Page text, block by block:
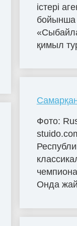
істері
бойынша
қимыл
Фото:
Онда